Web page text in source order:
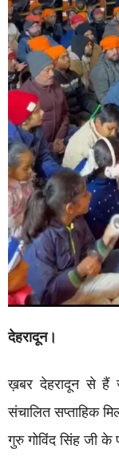
देहरादून।
ख़बर देहरादून से हैं
संचालित सप्ताहिक
गुरु गोविंद सिंह जी के